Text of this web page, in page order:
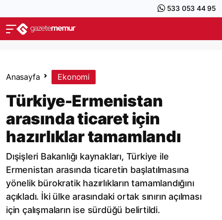
533 053 44 95
Anasayfa Ekonomi
Türkiye-Ermenistan
arasında ticaret için
hazırlıklar tamamlandı
Dışişleri Bakanlığı kaynakları, Türkiye ile
Ermenistan arasında ticaretin başlatılmasına
yönelik bürokratik hazırlıkların tamamlandığını
açıkladı. İki ülke arasındaki ortak sınırın açılması
için çalışmaların ise sürdüğü belirtildi.